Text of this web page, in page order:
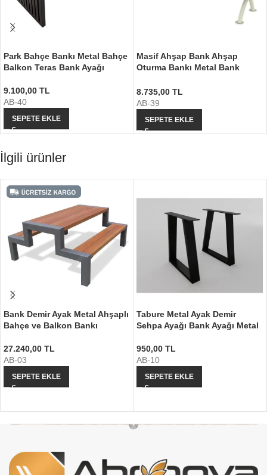
Park Bahçe Bankı Metal Bahçe
Balkon Teras Bank Ayağı
9.100,00 TL
AB-40
SEPETE EKLE
Masif Ahşap Bank Ahşap
Oturma Bankı Metal Bank
8.735,00 TL
AB-39
SEPETE EKLE
İlgili ürünler
Bank Demir Ayak Metal Ahşaplı
Bahçe ve Balkon Bankı
27.240,00 TL
AB-03
SEPETE EKLE
Tabure Metal Ayak Demir
Sehpa Ayağı Bank Ayağı Metal
950,00 TL
AB-10
SEPETE EKLE